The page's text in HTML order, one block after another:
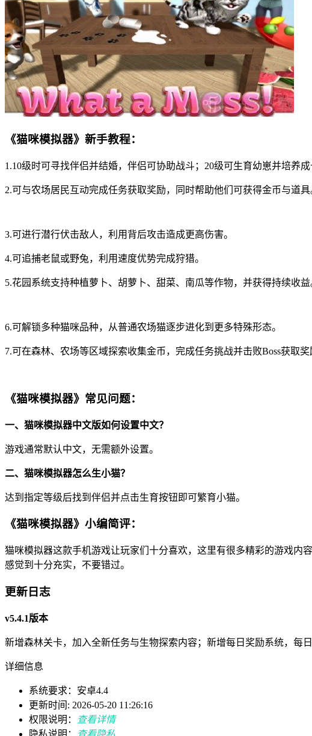
《猫咪模拟器》新手教程：
1.10级时可寻找伴侣并结婚，伴侣可协助战斗；20级可生育幼崽并培养
2.可与农场居民互动完成任务获取奖励，同时帮助他们可获得金币与道具
3.可进行潜行伏击敌人，利用背后攻击造成更高伤害。
4.可追捕老鼠或野兔，利用速度优势完成狩猎。
5.花园系统支持种植萝卜、胡萝卜、甜菜、南瓜等作物，并获得持续收益
6.可解锁多种猫咪品种，从普通农场猫逐步进化到更多特殊形态。
7.可在森林、农场等区域探索收集金币，完成任务挑战并击败Boss获取奖
《猫咪模拟器》常见问题：
一、猫咪模拟器中文版如何设置中文？
游戏通常默认中文，无需额外设置。
二、猫咪模拟器怎么生小猫？
达到指定等级后找到伴侣并点击生育按钮即可繁育小猫。
《猫咪模拟器》小编简评：
猫咪模拟器这款手机游戏让玩家们十分喜欢，这里有很多精彩的游戏内
感觉到十分充实，不要错过。
更新日志
v5.4.1版本
新增森林关卡，加入全新任务与生物探索内容；新增每日奖励系统，每
详细信息
系统要求：安卓4.4
更新时间: 2026-05-20 11:26:16
权限说明：
查看详情
隐私说明：
查看隐私